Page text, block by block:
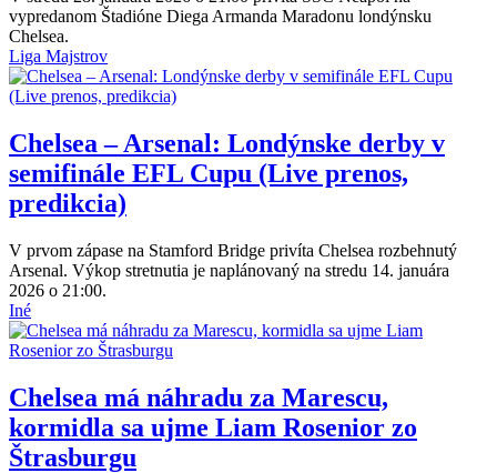
vypredanom Štadióne Diega Armanda Maradonu londýnsku
Chelsea.
Liga Majstrov
Chelsea – Arsenal: Londýnske derby v
semifinále EFL Cupu (Live prenos,
predikcia)
V prvom zápase na Stamford Bridge privíta Chelsea rozbehnutý
Arsenal. Výkop stretnutia je naplánovaný na stredu 14. januára
2026 o 21:00.
Iné
Chelsea má náhradu za Marescu,
kormidla sa ujme Liam Rosenior zo
Štrasburgu